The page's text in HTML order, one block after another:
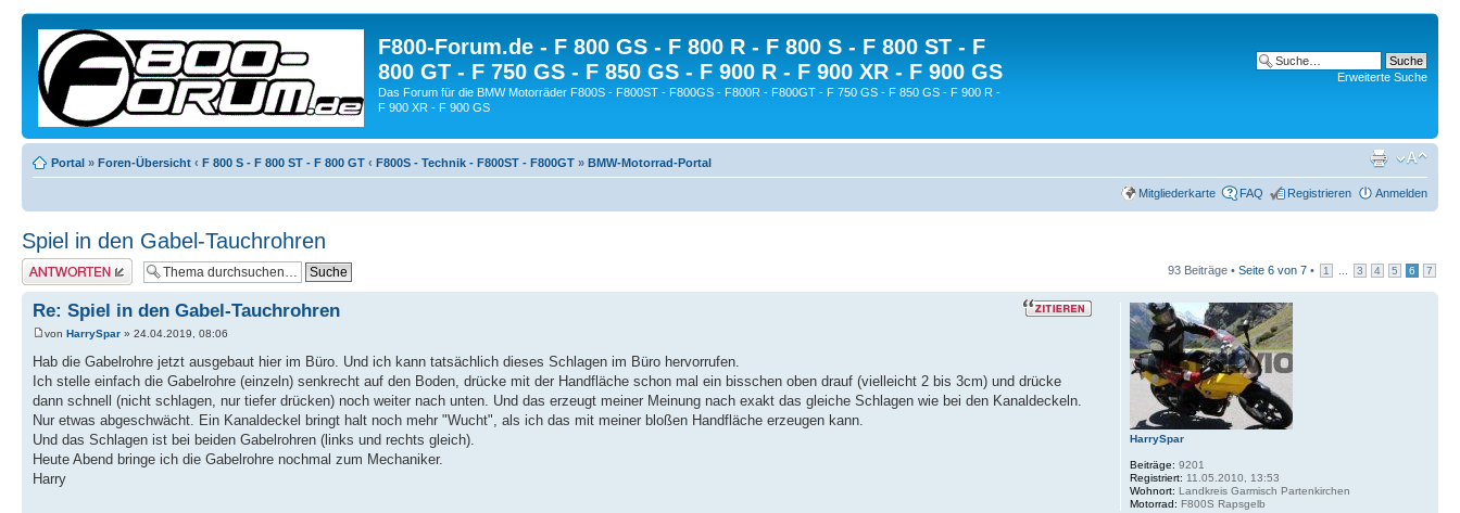
F800-Forum.de - F 800 GS - F 800 R - F 800 S - F 800 ST - F
800 GT - F 750 GS - F 850 GS - F 900 R - F 900 XR - F 900 GS
Das Forum für die BMW Motorräder F800S - F800ST - F800GS - F800R - F800GT - F 750 GS - F 850 GS - F 900 R -
F 900 XR - F 900 GS
Erweiterte Suche
Portal » Foren-Übersicht ‹ F 800 S - F 800 ST - F 800 GT ‹ F800S - Technik - F800ST - F800GT » BMW-Motorrad-Portal
Mitgliederkarte FAQ Registrieren Anmelden
Spiel in den Gabel-Tauchrohren
Antwort schreiben 93 Beiträge • Seite 6 von 7 • 1 3 4 5 6 7
Re: Spiel in den Gabel-Tauchrohren
von HarrySpar » 24.04.2019, 08:06
Hab die Gabelrohre jetzt ausgebaut hier im Büro. Und ich kann tatsächlich dieses Schlagen im Büro hervorrufen.
Ich stelle einfach die Gabelrohre (einzeln) senkrecht auf den Boden, drücke mit der Handfläche schon mal ein bisschen oben drauf (vielleicht 2 bis 3cm) und drücke
dann schnell (nicht schlagen, nur tiefer drücken) noch weiter nach unten. Und das erzeugt meiner Meinung nach exakt das gleiche Schlagen wie bei den Kanaldeckeln.
Nur etwas abgeschwächt. Ein Kanaldeckel bringt halt noch mehr "Wucht", als ich das mit meiner bloßen Handfläche erzeugen kann.
Und das Schlagen ist bei beiden Gabelrohren (links und rechts gleich).
Heute Abend bringe ich die Gabelrohre nochmal zum Mechaniker.
Harry
HarrySpar
Beiträge: 9201
Registriert: 11.05.2010, 13:53
Wohnort: Landkreis Garmisch Partenkirchen
Motorrad: F800S Rapsgelb